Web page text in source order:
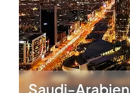
Saudi-Arabien